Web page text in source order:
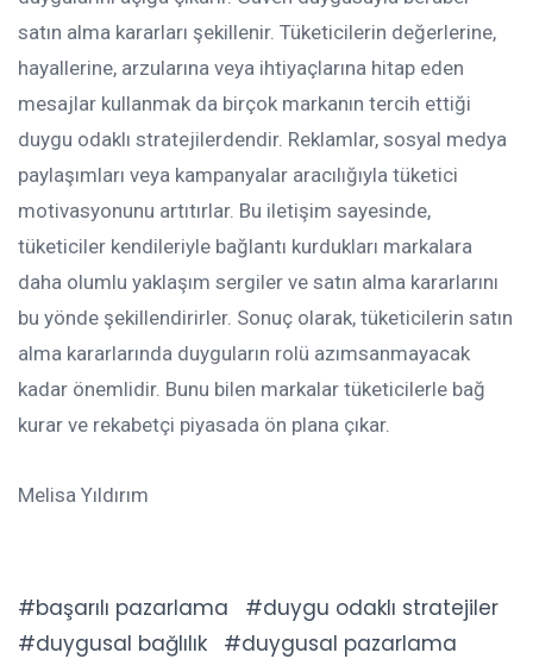
satın alma kararları şekillenir. Tüketicilerin değerlerine,
hayallerine, arzularına veya ihtiyaçlarına hitap eden
mesajlar kullanmak da birçok markanın tercih ettiği
duygu odaklı stratejilerdendir. Reklamlar, sosyal medya
paylaşımları veya kampanyalar aracılığıyla tüketici
motivasyonunu artıtırlar. Bu iletişim sayesinde,
tüketiciler kendileriyle bağlantı kurdukları markalara
daha olumlu yaklaşım sergiler ve satın alma kararlarını
bu yönde şekillendirirler. Sonuç olarak, tüketicilerin satın
alma kararlarında duyguların rolü azımsanmayacak
kadar önemlidir. Bunu bilen markalar tüketicilerle bağ
kurar ve rekabetçi piyasada ön plana çıkar.
Melisa Yıldırım
başarılı pazarlama
duygu odaklı stratejiler
duygusal bağlılık
duygusal pazarlama